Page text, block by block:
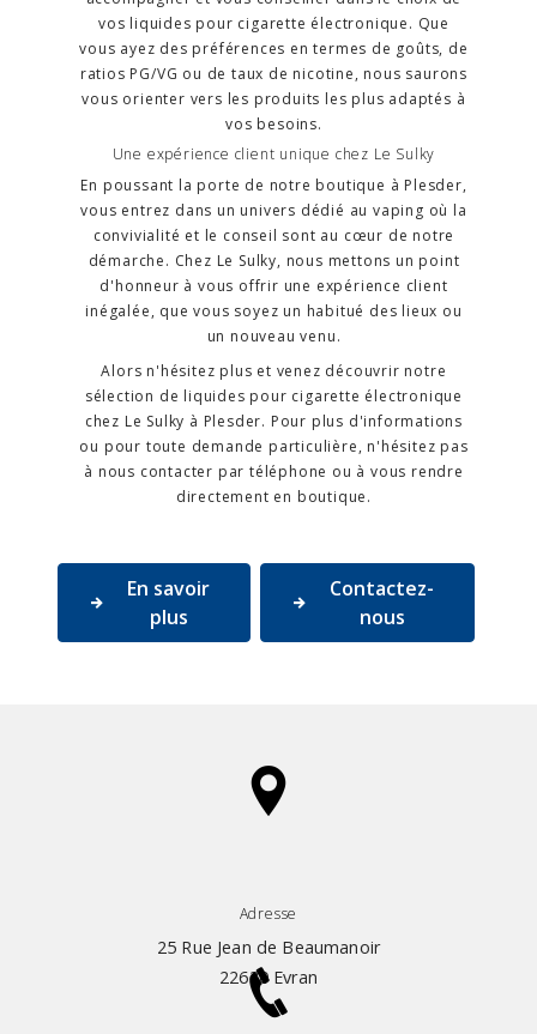
vos liquides pour cigarette électronique. Que
vous ayez des préférences en termes de goûts, de
ratios PG/VG ou de taux de nicotine, nous saurons
vous orienter vers les produits les plus adaptés à
vos besoins.
Une expérience client unique chez Le Sulky
En poussant la porte de notre boutique à Plesder,
vous entrez dans un univers dédié au vaping où la
convivialité et le conseil sont au cœur de notre
démarche. Chez Le Sulky, nous mettons un point
d'honneur à vous offrir une expérience client
inégalée, que vous soyez un habitué des lieux ou
un nouveau venu.
Alors n'hésitez plus et venez découvrir notre
sélection de liquides pour cigarette électronique
chez Le Sulky à Plesder. Pour plus d'informations
ou pour toute demande particulière, n'hésitez pas
à nous contacter par téléphone ou à vous rendre
directement en boutique.
En savoir
plus
Contactez-
nous
Adresse
25 Rue Jean de Beaumanoir
22630 Evran